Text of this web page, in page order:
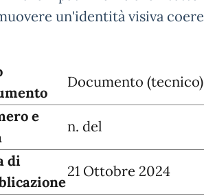
un'identità visiva
Documento
e
n. del
di
21 Ottobre 2024